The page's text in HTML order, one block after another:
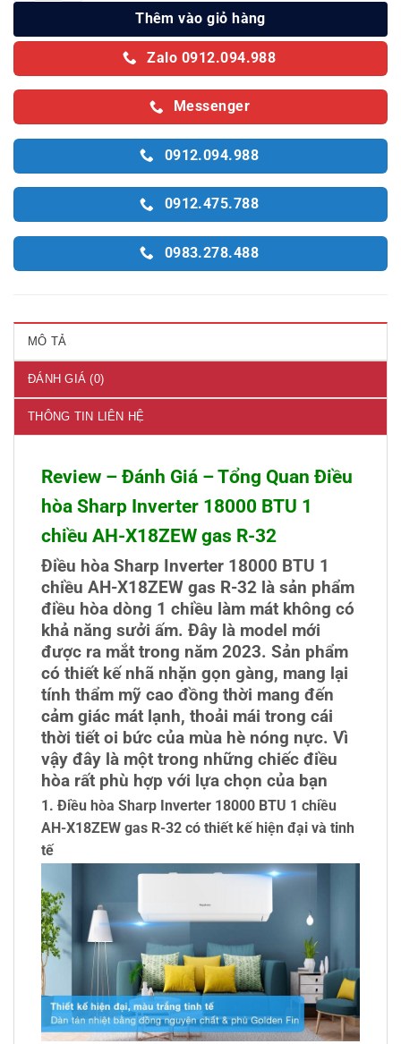
Thêm vào giỏ hàng
Zalo 0912.094.988
Messenger
0912.094.988
0912.475.788
0983.278.488
MÔ TẢ
ĐÁNH GIÁ (0)
THÔNG TIN LIÊN HỆ
Review – Đánh Giá – Tổng Quan Điều
hòa Sharp Inverter 18000 BTU 1
chiều AH-X18ZEW gas R-32
Điều hòa Sharp Inverter 18000 BTU 1
chiều AH-X18ZEW gas R-32 là sản phẩm
điều hòa dòng 1 chiều làm mát không có
khả năng sưởi ấm. Đây là model mới
được ra mắt trong năm 2023. Sản phẩm
có thiết kế nhã nhặn gọn gàng, mang lại
tính thẩm mỹ cao đồng thời mang đến
cảm giác mát lạnh, thoải mái trong cái
thời tiết oi bức của mùa hè nóng nực. Vì
vậy đây là một trong những chiếc điều
hòa rất phù hợp với lựa chọn của bạn
1. Điều hòa Sharp Inverter 18000 BTU 1 chiều
AH-X18ZEW gas R-32 có thiết kế hiện đại và tinh
tế